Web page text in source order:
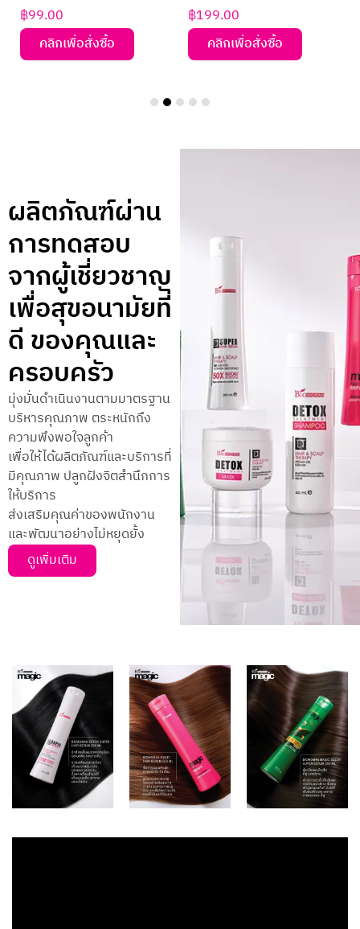
฿99.00
คลิกเพื่อสั่งซื้อ
฿199.00
คลิกเพื่อสั่งซื้อ
ผลิตภัณฑ์ผ่าน
การทดสอบ
จากผู้เชี่ยวชาญ
เพื่อสุขอนามัยที่
ดี ของคุณและ
ครอบครัว
มุ่งมั่นดำเนินงานตามมาตรฐาน
บริหารคุณภาพ ตระหนักถึง
ความพึงพอใจลูกค้า
เพื่อให้ได้ผลิตภัณฑ์และบริการที่
มีคุณภาพ ปลูกฝังจิตสำนึกการ
ให้บริการ
ส่งเสริมคุณค่าของพนักงาน
และพัฒนาอย่างไม่หยุดยั้ง
ดูเพิ่มเติม